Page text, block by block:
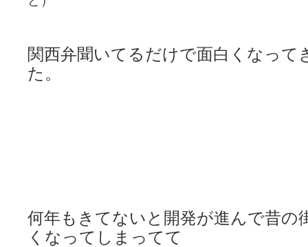
関西弁聞いてるだけで面白くなって
た。
何年もきてないと開発が進んで昔の
くなってしまってて